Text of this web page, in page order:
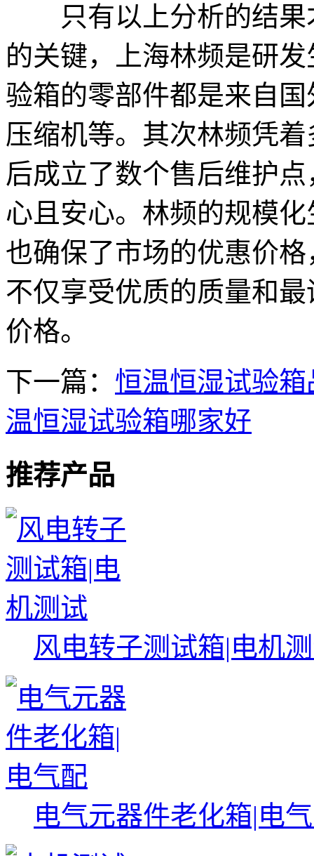
只有以上分析的结果
的关键，上海林频是研
验箱的零部件都是来自
压缩机等。其次林频凭
后成立了数个售后维护
心且安心。林频的规模
也确保了市场的优惠价
不仅享受优质的质量和
价格。
下一篇： 恒温恒湿试验
温恒湿试验箱哪家好
推荐产品
风电转子测试箱|电机
电气元器件老化箱|电